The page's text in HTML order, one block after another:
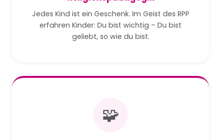
Jedes Kind ist ein Geschenk. Im Geist des RPP
erfahren Kinder: Du bist wichtig – Du bist
geliebt, so wie du bist.
🧩